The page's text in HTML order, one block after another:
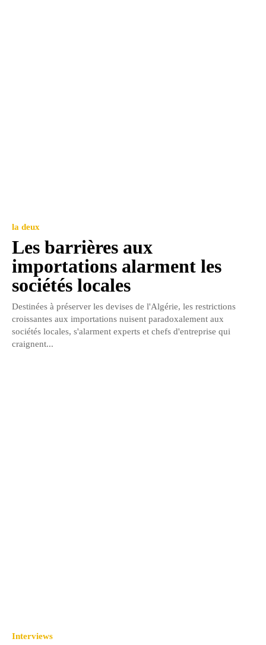
la deux
Les barrières aux
importations alarment les
sociétés locales
Destinées à préserver les devises de l'Algérie, les restrictions
croissantes aux importations nuisent paradoxalement aux
sociétés locales, s'alarment experts et chefs d'entreprise qui
craignent...
Interviews